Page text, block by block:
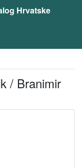
Hrvatske
/ Branimir